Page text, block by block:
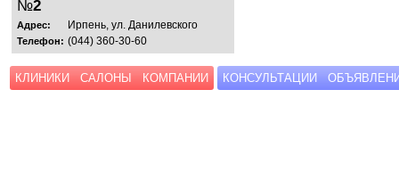
№2
Адрес: Ирпень, ул. Данилевского
Телефон: (044) 360-30-60
КЛИНИКИ САЛОНЫ КОМПАНИИ КОНСУЛЬТАЦИИ